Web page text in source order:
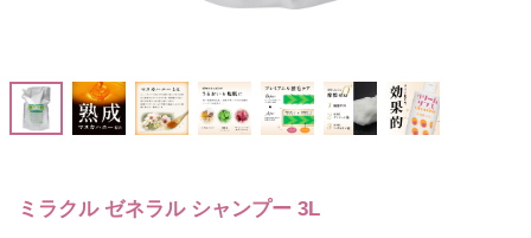
ミラクル ゼネラル シャンプー 3L